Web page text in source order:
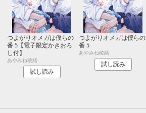
つよがりオメガは僕らの
番 5【電子限定かきおろ
し付】
あやみね稜緒
試し読み
つよがりオメガは僕らの
番 5
あやみね稜緒
試し読み